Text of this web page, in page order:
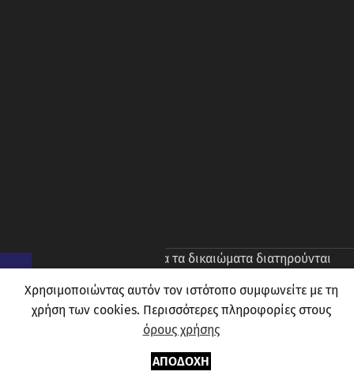
. Ολα τα δικαιώματα διατηρούνται
Χρησιμοποιώντας αυτόν τον ιστότοπο συμφωνείτε με τη
χρήση των cookies. Περισσότερες πληροφορίες στους
όρους χρήσης
ΑΠΟΔΟΧΉ